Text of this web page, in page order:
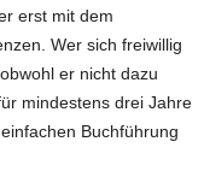
erst mit dem
Wer sich freiwillig
er nicht dazu
mindestens drei Jahre
Buchführung